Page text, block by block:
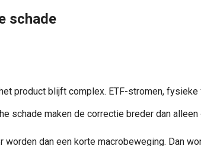
schade
product blijft complex. ETF-stromen, fysieke
schade maken de correctie breder dan alleen
dan een korte macrobeweging. Dan